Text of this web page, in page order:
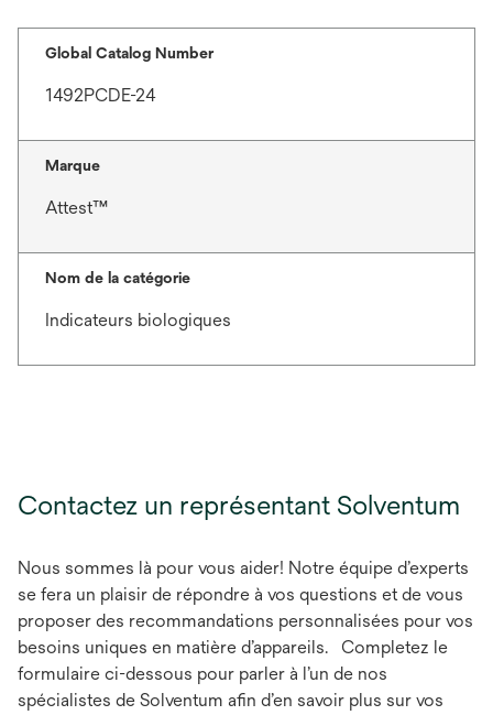
Global Catalog Number
1492PCDE-24
Marque
Attest™
Nom de la catégorie
Indicateurs biologiques
Contactez un représentant Solventum
Nous sommes là pour vous aider! Notre équipe d’experts
se fera un plaisir de répondre à vos questions et de vous
proposer des recommandations personnalisées pour vos
besoins uniques en matière d’appareils. Completez le
formulaire ci-dessous pour parler à l’un de nos
spécialistes de Solventum afin d’en savoir plus sur vos